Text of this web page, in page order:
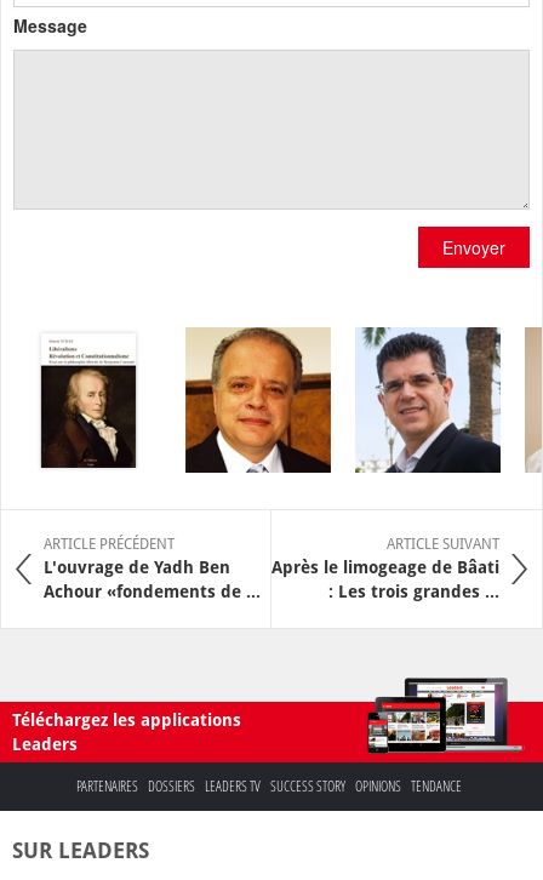
Message
Envoyer
ARTICLE PRÉCÉDENT
L'ouvrage de Yadh Ben
Achour «fondements de ...
ARTICLE SUIVANT
Après le limogeage de Bâati
: Les trois grandes ...
Téléchargez les applications
Leaders
PARTENAIRES DOSSIERS LEADERS TV SUCCESS STORY OPINIONS TENDANCE
SUR LEADERS